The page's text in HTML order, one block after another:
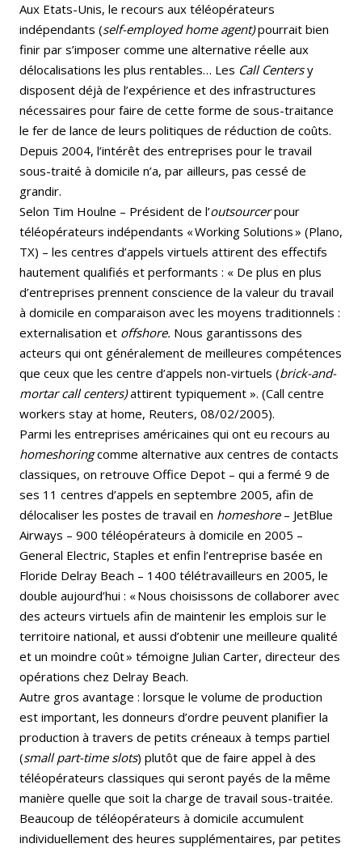
Aux Etats-Unis, le recours aux téléopérateurs
indépendants (self-employed home agent)pourrait bien
finir par s’imposer comme une alternative réelle aux
délocalisations les plus rentables… Les Call Centersy
disposent déjà de l’expérience et des infrastructures
nécessaires pour faire de cette forme de sous-traitance
le fer de lance de leurs politiques de réduction de coûts.
Depuis 2004, l’intérêt des entreprises pour le travail
sous-traité à domicile n’a, par ailleurs, pas cessé de
grandir.
Selon Tim Houlne – Président de l’outsourcerpour
téléopérateurs indépendants « Working Solutions » (Plano,
TX) – les centres d’appels virtuels attirent des effectifs
hautement qualifiés et performants : « De plus en plus
d’entreprises prennent conscience de la valeur du travail
à domicile en comparaison avec les moyens traditionnels :
externalisation et offshore. Nous garantissons des
acteurs qui ont généralement de meilleures compétences
que ceux que les centre d’appels non-virtuels (brick-and-
mortar call centers)attirent typiquement ». (Call centre
workers stay at home, Reuters, 08/02/2005).
Parmi les entreprises américaines qui ont eu recours au
homeshoringcomme alternative aux centres de contacts
classiques, on retrouve Office Depot – qui a fermé 9 de
ses 11 centres d’appels en septembre 2005, afin de
délocaliser les postes de travail en homeshore– JetBlue
Airways – 900 téléopérateurs à domicile en 2005 –
General Electric, Staples et enfin l’entreprise basée en
Floride Delray Beach – 1400 télétravailleurs en 2005, le
double aujourd’hui : « Nous choisissons de collaborer avec
des acteurs virtuels afin de maintenir les emplois sur le
territoire national, et aussi d’obtenir une meilleure qualité
et un moindre coût » témoigne Julian Carter, directeur des
opérations chez Delray Beach.
Autre gros avantage : lorsque le volume de production
est important, les donneurs d’ordre peuvent planifier la
production à travers de petits créneaux à temps partiel
(small part-time slots) plutôt que de faire appel à des
téléopérateurs classiques qui seront payés de la même
manière quelle que soit la charge de travail sous-traitée.
Beaucoup de téléopérateurs à domicile accumulent
individuellement des heures supplémentaires, par petites